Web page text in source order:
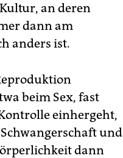
an deren
dann am
anders ist.
beim Sex, fast
einhergeht,
und
dann